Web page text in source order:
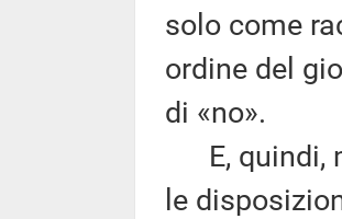
solo come
ordine del
di «no».
E, quindi,
le